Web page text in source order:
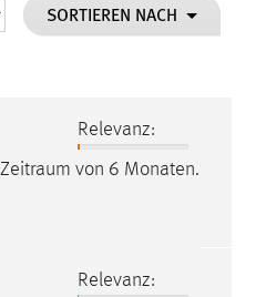
SORTIEREN NACH
Relevanz:
Zeitraum von 6 Monaten.
Relevanz: